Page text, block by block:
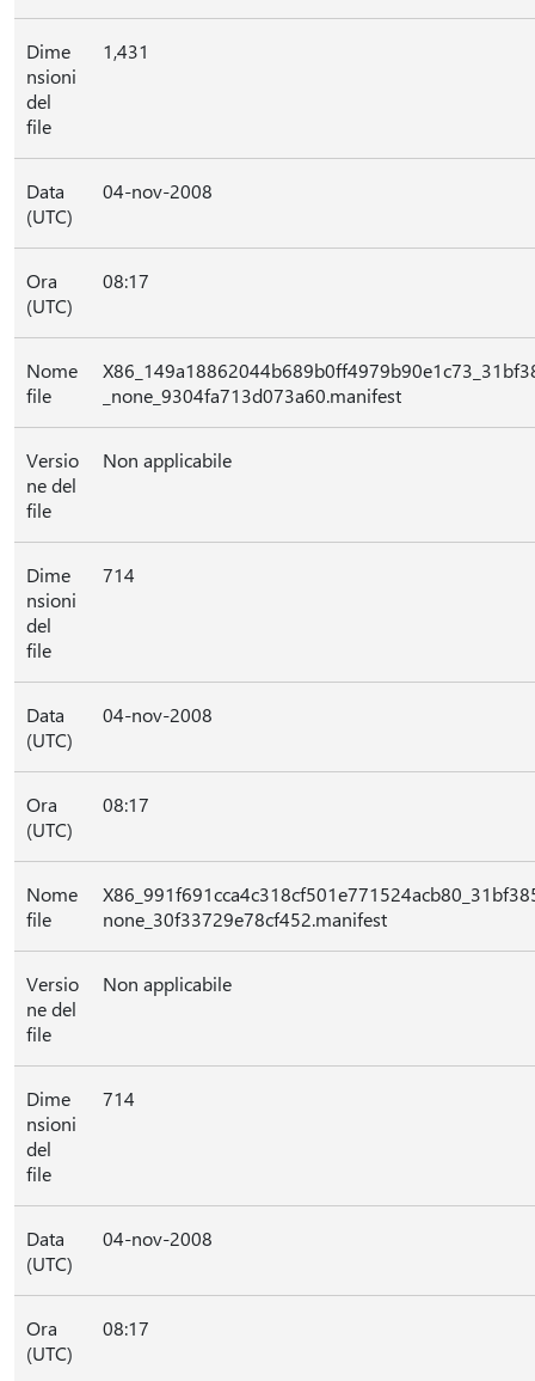
Dime
nsioni
del
file
1,431
Data
(UTC)
04-nov-2008
Ora
(UTC)
08:17
Nome
file
_none_9304fa713d073a60.manifest
Versio
ne del
file
Non applicabile
Dime
nsioni
del
file
714
Data
(UTC)
04-nov-2008
Ora
(UTC)
08:17
Nome
file
none_30f33729e78cf452.manifest
Versio
ne del
file
Non applicabile
Dime
nsioni
del
file
714
Data
(UTC)
04-nov-2008
Ora
(UTC)
08:17